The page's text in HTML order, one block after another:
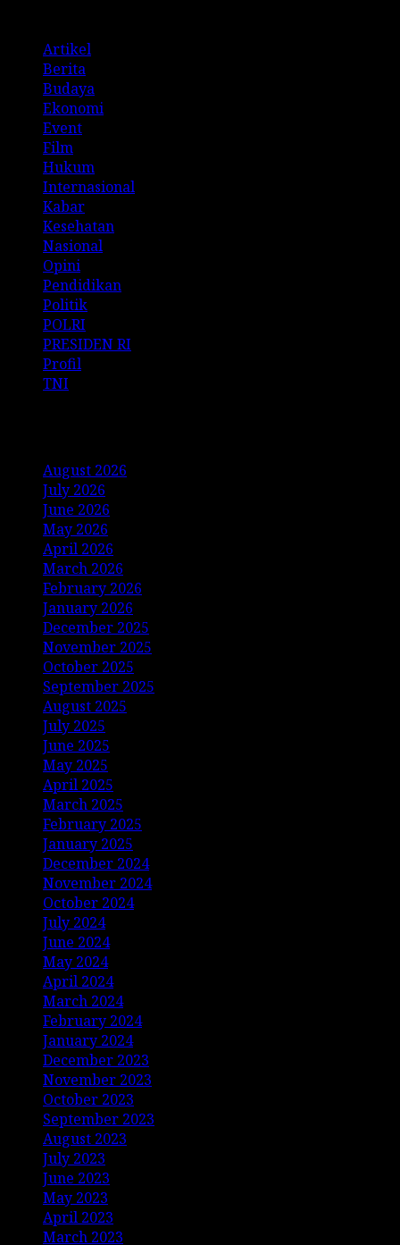
Artikel
Berita
Budaya
Ekonomi
Event
Film
Hukum
Internasional
Kabar
Kesehatan
Nasional
Opini
Pendidikan
Politik
POLRI
PRESIDEN RI
Profil
TNI
August 2026
July 2026
June 2026
May 2026
April 2026
March 2026
February 2026
January 2026
December 2025
November 2025
October 2025
September 2025
August 2025
July 2025
June 2025
May 2025
April 2025
March 2025
February 2025
January 2025
December 2024
November 2024
October 2024
July 2024
June 2024
May 2024
April 2024
March 2024
February 2024
January 2024
December 2023
November 2023
October 2023
September 2023
August 2023
July 2023
June 2023
May 2023
April 2023
March 2023